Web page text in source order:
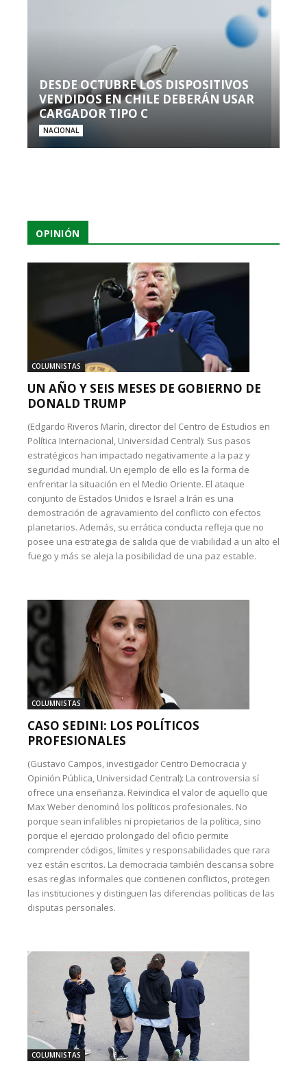
DESDE OCTUBRE LOS DISPOSITIVOS
VENDIDOS EN CHILE DEBERÁN USAR
CARGADOR TIPO C
NACIONAL
OPINIÓN
COLUMNISTAS
UN AÑO Y SEIS MESES DE GOBIERNO DE
DONALD TRUMP
(Edgardo Riveros Marín, director del Centro de Estudios en
Política Internacional, Universidad Central): Sus pasos
estratégicos han impactado negativamente a la paz y
seguridad mundial. Un ejemplo de ello es la forma de
enfrentar la situación en el Medio Oriente. El ataque
conjunto de Estados Unidos e Israel a Irán es una
demostración de agravamiento del conflicto con efectos
planetarios. Además, su errática conducta refleja que no
posee una estrategia de salida que de viabilidad a un alto el
fuego y más se aleja la posibilidad de una paz estable.
COLUMNISTAS
CASO SEDINI: LOS POLÍTICOS
PROFESIONALES
(Gustavo Campos, investigador Centro Democracia y
Opinión Pública, Universidad Central): La controversia sí
ofrece una enseñanza. Reivindica el valor de aquello que
Max Weber denominó los políticos profesionales. No
porque sean infalibles ni propietarios de la política, sino
porque el ejercicio prolongado del oficio permite
comprender códigos, límites y responsabilidades que rara
vez están escritos. La democracia también descansa sobre
esas reglas informales que contienen conflictos, protegen
las instituciones y distinguen las diferencias políticas de las
disputas personales.
COLUMNISTAS